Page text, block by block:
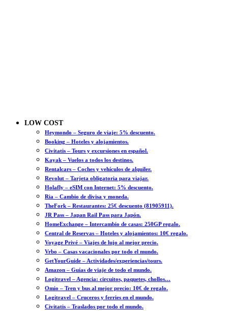
LOW COST
Heymondo – Seguro de viaje: 5% descuento.
Booking – Hoteles y alojamientos.
Civitatis – Tours y excursiones en español.
Kayak – Vuelos a todos los destinos.
Rentalcars – Coches y vehículos de alquiler.
Revolut – Tarjeta obligatoria para viajar.
Holafly – eSIM con Internet: 5% descuento.
Ria – Cambio de divisa y moneda.
TheFork – Restaurantes: 25€ descuento (81905911).
JR Pass – Japan Rail Pass para Japón.
HomeExchange – Intercambio de casas: 250GP regalo.
Central de Reservas – Hoteles y alojamientos: 10€ regalo.
Voyage Privé – Viajes de lujo al mejor precio.
Vrbo – Casas vacacionales por todo el mundo.
GetYourGuide – Actividades/experiencias/tours.
Amazon – Guías de viaje de todo el mundo.
Logitravel – Agencia: circuitos, paquetes, chollos…
Omio – Tren y bus al mejor precio: 10€ de regalo.
Logitravel – Cruceros y ferries en el mundo.
Civitatis – Traslados por todo el mundo.